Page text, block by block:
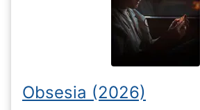
Obsesia (2026)